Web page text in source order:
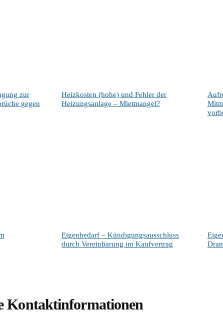
zur
gegen
Heizkosten (hohe) und Fehler der
Heizungsanlage – Mietmangel?
Eigenbedarf – Kündigungsausschluss
durch Vereinbarung im Kaufvertrag
Kontaktinformationen